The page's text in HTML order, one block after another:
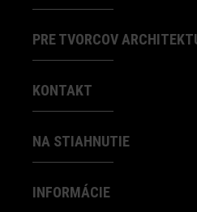
PRE TVORCOV
KONTAKT
NA STIAHNUTIE
INFORMÁCIE